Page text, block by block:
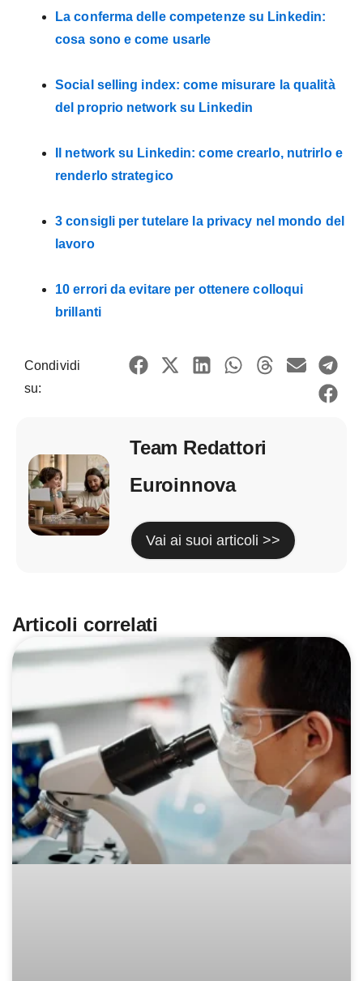
La conferma delle competenze su Linkedin:
cosa sono e come usarle
Social selling index: come misurare la qualità
del proprio network su Linkedin
Il network su Linkedin: come crearlo, nutrirlo e
renderlo strategico
3 consigli per tutelare la privacy nel mondo del
lavoro
10 errori da evitare per ottenere colloqui
brillanti
Condividi
su:
Team Redattori
Euroinnova
Vai ai suoi articoli >>
Articoli correlati